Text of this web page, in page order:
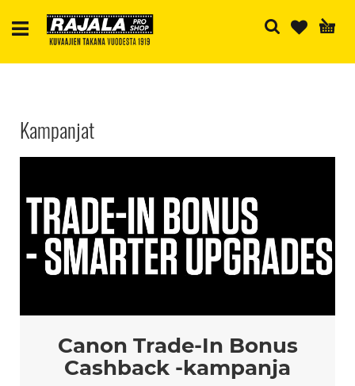
Kampanjat
Canon Trade-In Bonus
Cashback -kampanja